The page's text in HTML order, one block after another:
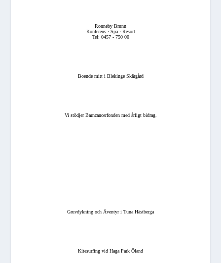
Ronneby Brunn
Konferens · Spa · Resort
Tel: 0457 - 750 00
Boende mitt i Blekinge Skärgård
Vi stödjer Barncancerfonden med årligt bidrag.
Gruvdykning och Äventyr i Tuna Hästberga
Kitesurfing vid Haga Park Öland